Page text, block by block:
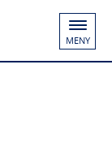
MENY